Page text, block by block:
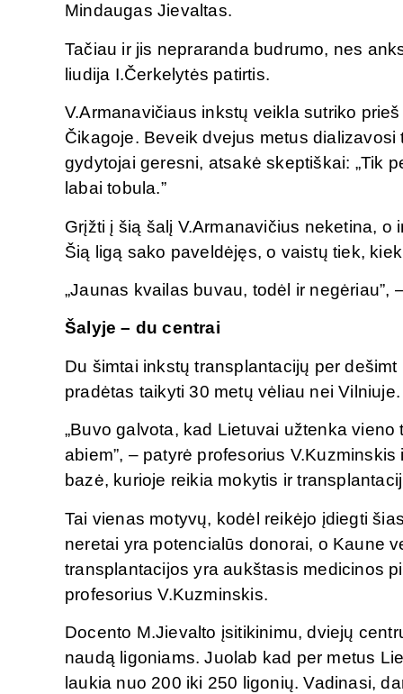
Mindaugas Jievaltas.
Tačiau ir jis nepraranda budrumo, nes
liudija I.Čerkelytės patirtis.
V.Armanavičiaus inkstų veikla sutriko
Čikagoje. Beveik dvejus metus
gydytojai geresni, atsakė skeptiškai: „Tik
labai tobula.”
Grįžti į šią šalį V.Armanavičius neketina,
Šią ligą sako paveldėjęs, o vaistų tiek,
„Jaunas kvailas buvau, todėl ir
Šalyje – du centrai
Du šimtai inkstų transplantacijų per
pradėtas taikyti 30 metų vėliau nei Vilniuje.
„Buvo galvota, kad Lietuvai užtenka
abiem”, – patyrė profesorius
bazė, kurioje reikia mokytis ir
Tai vienas motyvų, kodėl reikėjo įdiegti
neretai yra potencialūs donorai, o Kaune
transplantacijos yra aukštasis medicinos
profesorius V.Kuzminskis.
Docento M.Jievalto įsitikinimu, dviejų
naudą ligoniams. Juolab kad per metus
laukia nuo 200 iki 250 ligonių. Vadinasi,